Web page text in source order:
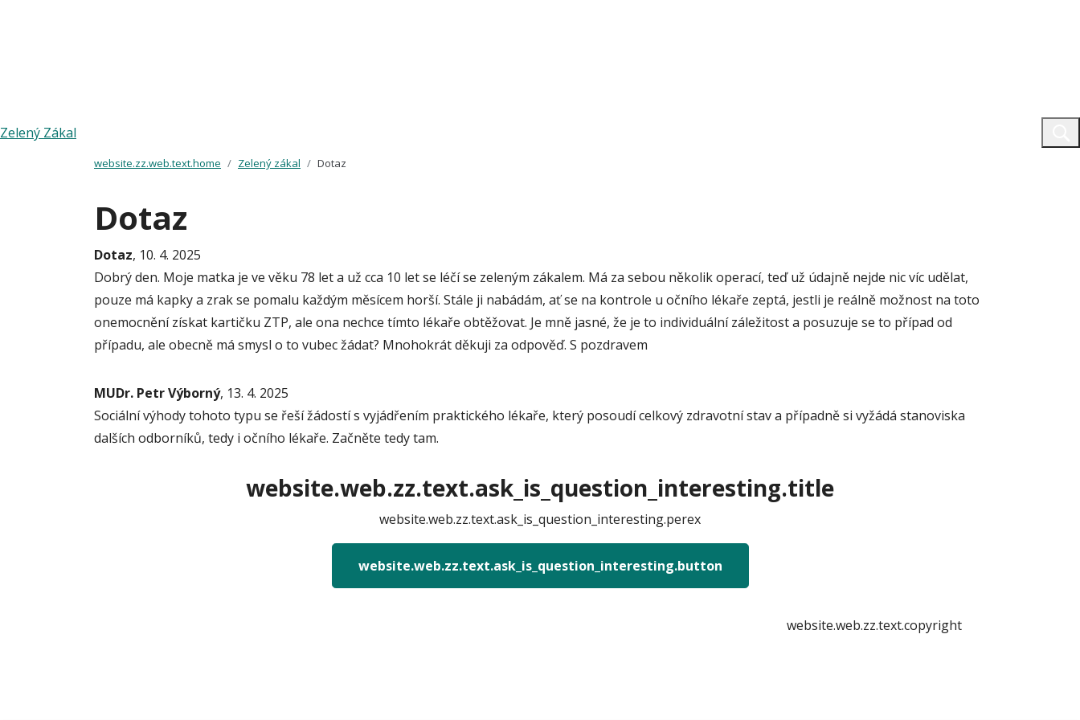
Zelený Zákal
website.zz.web.text.home Zelený zákal Dotaz
Dotaz
Dotaz, 10. 4. 2025
Dobrý den. Moje matka je ve věku 78 let a už cca 10 let se léčí se zeleným zákalem. Má za sebou několik operací, teď už údajně nejde nic víc udělat,
pouze má kapky a zrak se pomalu každým měsícem horší. Stále ji nabádám, ať se na kontrole u očního lékaře zeptá, jestli je reálně možnost na toto
onemocnění získat kartičku ZTP, ale ona nechce tímto lékaře obtěžovat. Je mně jasné, že je to individuální záležitost a posuzuje se to případ od
případu, ale obecně má smysl o to vubec žádat? Mnohokrát děkuji za odpověď. S pozdravem
MUDr. Petr Výborný, 13. 4. 2025
Sociální výhody tohoto typu se řeší žádostí s vyjádřením praktického lékaře, který posoudí celkový zdravotní stav a případně si vyžádá stanoviska
dalších odborníků, tedy i očního lékaře. Začněte tedy tam.
website.web.zz.text.ask_is_question_interesting.title
website.web.zz.text.ask_is_question_interesting.perex
website.web.zz.text.ask_is_question_interesting.button
website.web.zz.text.copyright